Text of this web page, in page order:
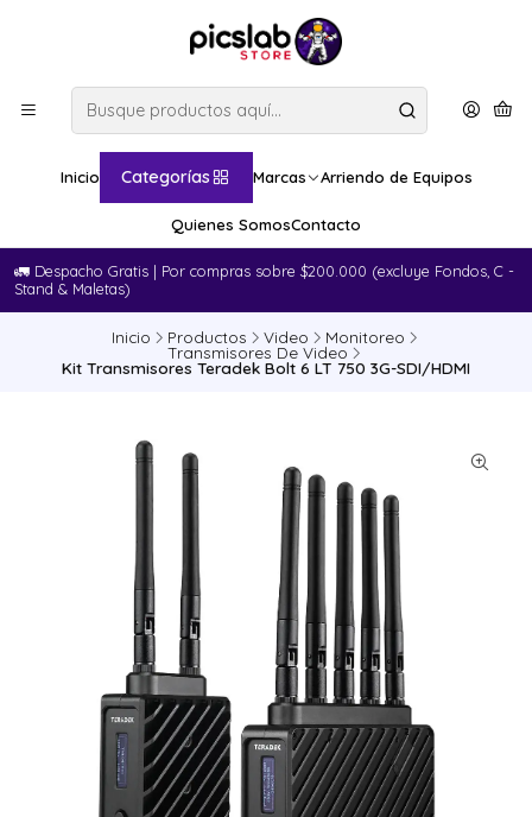
Inicio Categorías Marcas Arriendo de Equipos
Quienes SomosContacto
🚛​ Despacho Gratis | Por compras sobre $200.000 (excluye Fondos, C -
Stand & Maletas)
Inicio Productos Video Monitoreo
Transmisores De Video
Kit Transmisores Teradek Bolt 6 LT 750 3G-SDI/HDMI